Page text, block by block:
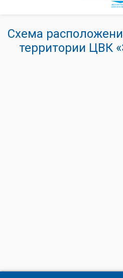
Схема
территории ЦВК